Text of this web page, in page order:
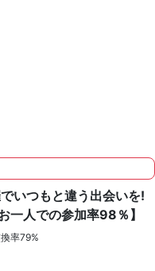
いつもと違う出会いを!
一人での参加率98％】
率79%